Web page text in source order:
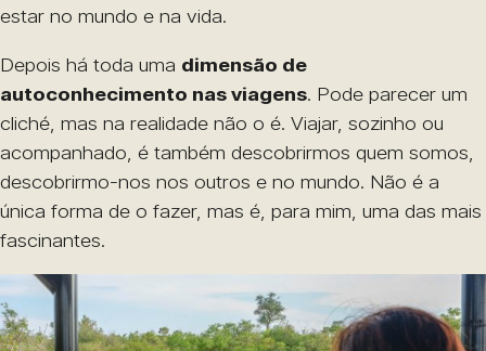
estar no mundo e na vida.
Depois há toda uma dimensão de
autoconhecimento nas viagens. Pode parecer um
cliché, mas na realidade não o é. Viajar, sozinho ou
acompanhado, é também descobrirmos quem somos,
descobrirmo-nos nos outros e no mundo. Não é a
única forma de o fazer, mas é, para mim, uma das mais
fascinantes.